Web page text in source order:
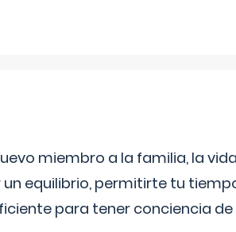
miembro a la familia, la
equilibrio, permitirte tu
para tener conciencia